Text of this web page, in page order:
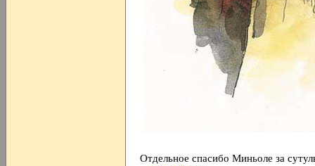
Отдельное спасибо Миньоле за